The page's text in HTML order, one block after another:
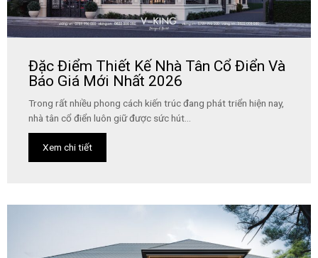
Đặc Điểm Thiết Kế Nhà Tân Cổ Điển Và
Báo Giá Mới Nhất 2026
Trong rất nhiều phong cách kiến trúc đang phát triển hiện nay,
nhà tân cổ điển luôn giữ được sức hút...
Xem chi tiết